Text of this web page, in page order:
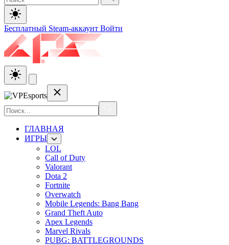
Бесплатный Steam-аккаунт Войти
ГЛАВНАЯ
ИГРЫ
LOL
Call of Duty
Valorant
Dota 2
Fortnite
Overwatch
Mobile Legends: Bang Bang
Grand Theft Auto
Apex Legends
Marvel Rivals
PUBG: BATTLEGROUNDS